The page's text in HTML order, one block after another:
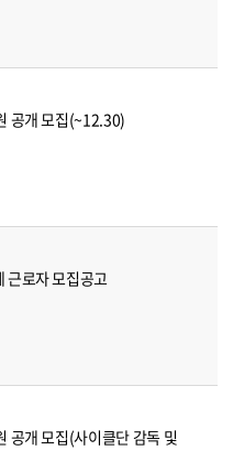
공개 모집(~12.30)
근로자 모집공고
공개 모집(사이클단 감독 및